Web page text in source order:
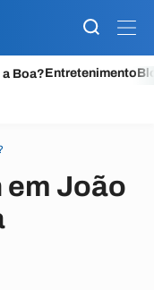
a Boa?Entretenimento
em João